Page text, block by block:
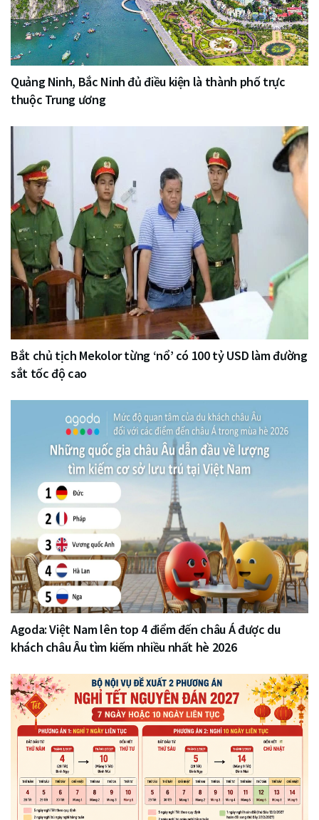
Quảng Ninh, Bắc Ninh đủ điều kiện là thành phố trực
thuộc Trung ương
Bắt chủ tịch Mekolor từng ‘nổ’ có 100 tỷ USD làm đường
sắt tốc độ cao
Agoda: Việt Nam lên top 4 điểm đến châu Á được du
khách châu Âu tìm kiếm nhiều nhất hè 2026